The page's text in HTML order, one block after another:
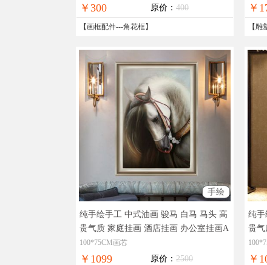
造
￥300 原价： 400
【画框配件---角花框】
￥
【雕
手绘
纯手绘手工 中式油画 骏马 白马 马头 高
贵气质 家庭挂画 酒店挂画 办公室挂画A
油画交易网，实物拍摄，现货图片，在
线支付，全国免邮
100*75CM画芯
￥1099 原价： 2500
纯手
贵气
实
免邮
￥